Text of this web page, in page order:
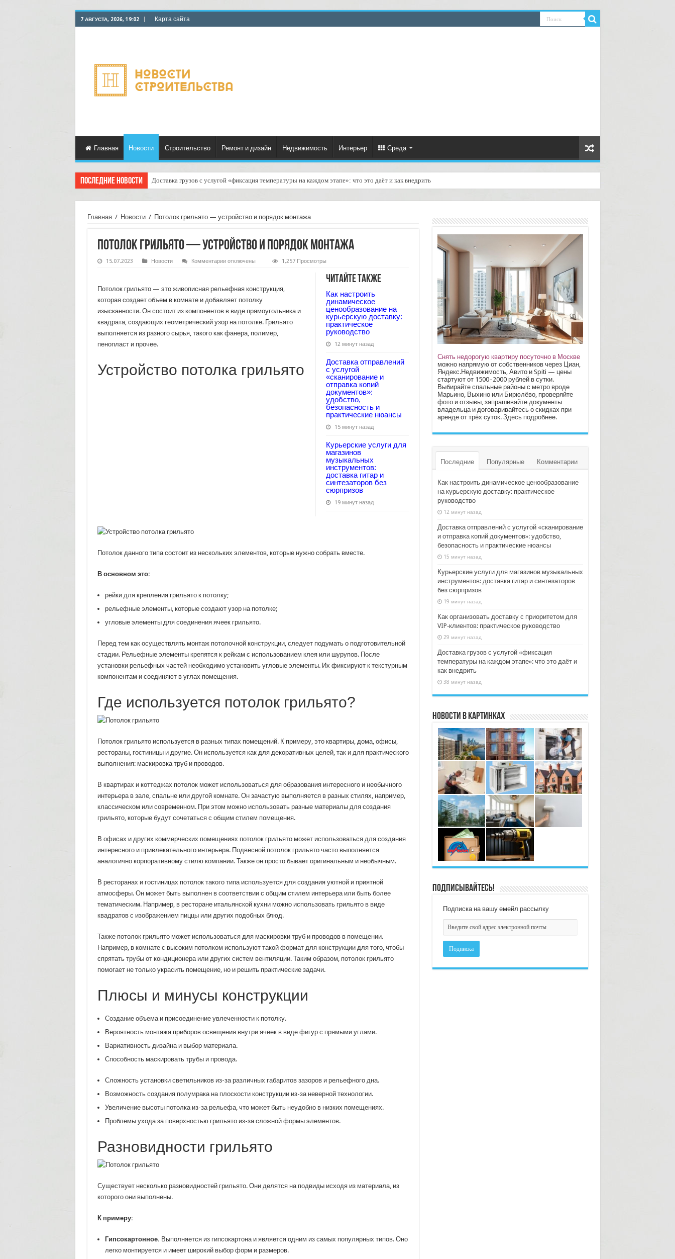
7 АВГУСТА, 2026, 19:02 Карта сайта
Главная Новости Строительство Ремонт и дизайн Недвижимость Интерьер Среда
Последние новости Доставка грузов с услугой «фиксация температуры на каждом этапе»: что это даёт и как внедрить
Курьерские услуги для магазинов фототехники: доставка камер и объективов — как организовать надежную логистику
Главная / Новости / Потолок грильято — устройство и порядок монтажа
Потолок грильято — устройство и порядок монтажа
15.07.2023 Новости Комментариик
—
устройство
и
монтажа
отключены 1,257 Просмотры
Читайте также
Как настроить
динамическое
ценообразование на
курьерскую доставку:
практическое
руководство
12 минут назад
Доставка отправлений
с услугой
«сканирование и
отправка копий
документов»:
удобство,
безопасность и
практические нюансы
15 минут назад
Курьерские услуги для
магазинов
музыкальных
инструментов:
доставка гитар и
синтезаторов без
сюрпризов
19 минут назад
Потолок грильято — это живописная рельефная конструкция,
которая создает объем в комнате и добавляет потолку
изысканности. Он состоит из компонентов в виде прямоугольника и
квадрата, создающих геометрический узор на потолке. Грильято
выполняется из разного сырья, такого как фанера, полимер,
пенопласт и прочее.
Устройство потолка грильято
Потолок данного типа состоит из нескольких элементов, которые нужно собрать вместе.
В основном это:
рейки для крепления грильято к потолку;
рельефные элементы, которые создают узор на потолке;
угловые элементы для соединения ячеек грильято.
Перед тем как осуществлять монтаж потолочной конструкции, следует подумать о подготовительной
стадии. Рельефные элементы крепятся к рейкам с использованием клея или шурупов. После
установки рельефных частей необходимо установить угловые элементы. Их фиксируют к текстурным
компонентам и соединяют в углах помещения.
Где используется потолок грильято?
Потолок грильято используется в разных типах помещений. К примеру, это квартиры, дома, офисы,
рестораны, гостиницы и другие. Он используется как для декоративных целей, так и для практического
выполнения: маскировка труб и проводов.
В квартирах и коттеджах потолок может использоваться для образования интересного и необычного
интерьера в зале, спальне или другой комнате. Он зачастую выполняется в разных стилях, например,
классическом или современном. При этом можно использовать разные материалы для создания
грильято, которые будут сочетаться с общим стилем помещения.
В офисах и других коммерческих помещениях потолок грильято может использоваться для создания
интересного и привлекательного интерьера. Подвесной потолок грильято часто выполняется
аналогично корпоративному стилю компании. Также он просто бывает оригинальным и необычным.
В ресторанах и гостиницах потолок такого типа используется для создания уютной и приятной
атмосферы. Он может быть выполнен в соответствии с общим стилем интерьера или быть более
тематическим. Например, в ресторане итальянской кухни можно использовать грильято в виде
квадратов с изображением пиццы или других подобных блюд.
Также потолок грильято может использоваться для маскировки труб и проводов в помещении.
Например, в комнате с высоким потолком используют такой формат для конструкции для того, чтобы
спрятать трубы от кондиционера или других систем вентиляции. Таким образом, потолок грильято
помогает не только украсить помещение, но и решить практические задачи.
Плюсы и минусы конструкции
Создание объема и присоединение увлеченности к потолку.
Вероятность монтажа приборов освещения внутри ячеек в виде фигур с прямыми углами.
Вариативность дизайна и выбор материала.
Способность маскировать трубы и провода.
Сложность установки светильников из-за различных габаритов зазоров и рельефного дна.
Возможность создания полумрака на плоскости конструкции из-за неверной технологии.
Увеличение высоты потолка из-за рельефа, что может быть неудобно в низких помещениях.
Проблемы ухода за поверхностью грильято из-за сложной формы элементов.
Разновидности грильято
Существует несколько разновидностей грильято. Они делятся на подвиды исходя из материала, из
которого они выполнены.
К примеру:
Гипсокартонное. Выполняется из гипсокартона и является одним из самых популярных типов. Оно
легко монтируется и имеет широкий выбор форм и размеров.
Снять недорогую квартиру посуточно в Москве
можно напрямую от собственников через Циан,
Яндекс.Недвижимость, Авито и Spiti — цены
стартуют от 1500–2000 рублей в сутки.
Выбирайте спальные районы с метро вроде
Марьино, Выхино или Бирюлёво, проверяйте
фото и отзывы, запрашивайте документы
владельца и договаривайтесь о скидках при
аренде от трёх суток. Здесьподробнее.
Последние Популярные Комментарии
Как настроить динамическое ценообразование
на курьерскую доставку: практическое
руководство
12 минут назад
Доставка отправлений с услугой «сканирование
и отправка копий документов»: удобство,
безопасность и практические нюансы
15 минут назад
Курьерские услуги для магазинов музыкальных
инструментов: доставка гитар и синтезаторов
без сюрпризов
19 минут назад
Как организовать доставку с приоритетом для
VIP‑клиентов: практическое руководство
29 минут назад
Доставка грузов с услугой «фиксация
температуры на каждом этапе»: что это даёт и
как внедрить
38 минут назад
Новости в картинках
Подписывайтесь!
Подписка на вашу емейл рассылку